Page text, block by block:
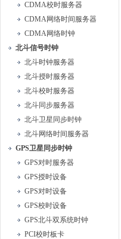
CDMA校时服务器
CDMA网络时间服务器
CDMA网络时钟
北斗信号时钟
北斗时钟服务器
北斗授时服务器
北斗校时服务器
北斗同步服务器
北斗卫星同步时钟
北斗网络时间服务器
GPS卫星同步时钟
GPS对时服务器
GPS授时设备
GPS对时设备
GPS校时设备
GPS北斗双系统时钟
PCI校时板卡